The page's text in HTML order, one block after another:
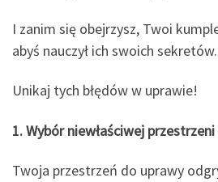
I zanim się obejrzysz, Twoi
abyś nauczył ich swoich sekretów.
Unikaj tych błędów w uprawie!
1. Wybór niewłaściwej
Twoja przestrzeń do uprawy